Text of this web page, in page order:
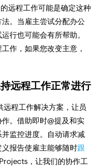
远程工作可能是确定这种
。当雇主尝试分配办公
行也可能会有所帮助。
作，如果您改变主意，
远程工作正常进行
远程工作解决方案，让员
。借助即时@提及和实
监控进度。自动请求减
报告使雇主能够随时跟
，让我们的协作工